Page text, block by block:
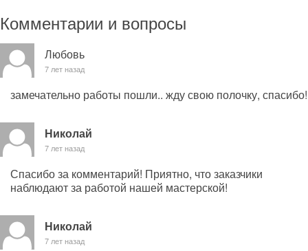
Комментарии и вопросы
Любовь
7 лет назад
замечательно работы пошли.. жду свою полочку, спасибо!
Николай
7 лет назад
Спасибо за комментарий! Приятно, что заказчики
наблюдают за работой нашей мастерской!
Николай
7 лет назад